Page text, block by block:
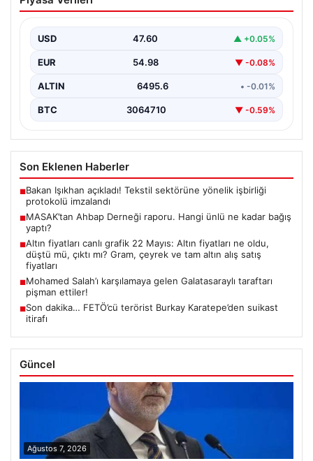
Hangi ünlü ne kadar bağış yaptı?
Bağışlar ve Ünlü İsimlerin Katkıları", "content": "İstanbul
Cumhuriyet…
USD 47.60 ▲ +0.05%
EUR 54.98 ▼ -0.08%
ALTIN 6495.6 • -0.01%
BTC 3064710 ▼ -0.59%
Son Eklenen Haberler
■Bakan Işıkhan açıkladı! Tekstil sektörüne yönelik işbirliği
protokolü imzalandı
■MASAK’tan Ahbap Derneği raporu. Hangi ünlü ne kadar bağış
yaptı?
■Altın fiyatları canlı grafik 22 Mayıs: Altın fiyatları ne oldu,
düştü mü, çıktı mı? Gram, çeyrek ve tam altın alış satış
fiyatları
■Mohamed Salah’ı karşılamaya gelen Galatasaraylı taraftarı
pişman ettiler!
■Son dakika… FETÖ’cü terörist Burkay Karatepe’den suikast
itirafı
Güncel
Ağustos 7, 2026